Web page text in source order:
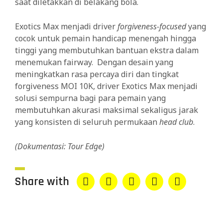
Exotics Max menjadi driverforgiveness-focusedyang
cocok untuk pemain handicap menengah hingga
tinggi yang membutuhkan bantuan ekstra dalam
menemukan fairway. Dengan desain yang
meningkatkan rasa percaya diri dan tingkat
forgiveness MOI 10K, driver Exotics Max menjadi
solusi sempurna bagi para pemain yang
membutuhkan akurasi maksimal sekaligus jarak
yang konsisten di seluruh permukaan head club.
(Dokumentasi: Tour Edge)
Share with